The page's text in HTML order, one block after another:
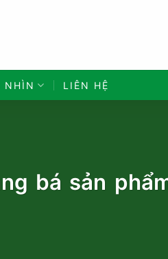
NHÌN LIÊN HỆ
bá sản